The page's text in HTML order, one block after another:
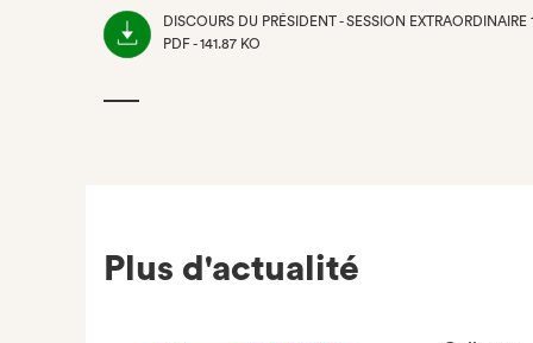
DISCOURS DU PRÉSIDENT - SESSION
PDF - 141.87 KO
Plus d'actualité